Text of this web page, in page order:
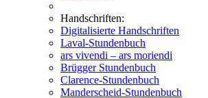
Handschriften:
Digitalisierte Handschriften
Laval-Stundenbuch
ars vivendi – ars moriendi
Brügger Stundenbuch
Clarence-Stundenbuch
Manderscheid-Stundenbuch